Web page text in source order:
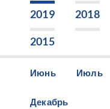
2019 2018
2015
Июнь Июль
Декабрь